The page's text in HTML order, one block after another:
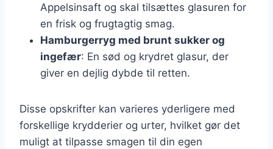
Appelsinsaft og skal tilsættes glasuren for
en frisk og frugtagtig smag.
Hamburgerryg med brunt sukker og
ingefær: En sød og krydret glasur, der
giver en dejlig dybde til retten.
Disse opskrifter kan varieres yderligere med
forskellige krydderier og urter, hvilket gør det
muligt at tilpasse smagen til din egen